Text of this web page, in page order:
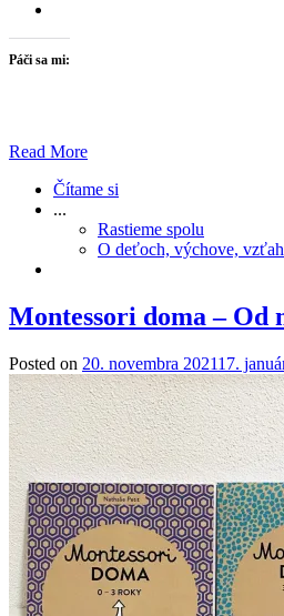
Páči sa mi:
Read More
Čítame si
...
Rastieme spolu
O deťoch, výchove,
Montessori doma – Od
Posted on 20. novembra 202117.